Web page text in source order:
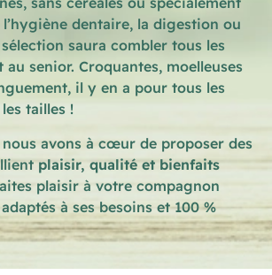
dentaire, la digestion ou
saura combler tous les
senior. Croquantes, moelleuses
il y en a pour tous les
tailles !
nous avons à cœur de proposer des
plaisir, qualité et bienfaits
plaisir à votre compagnon
à ses besoins et 100 %